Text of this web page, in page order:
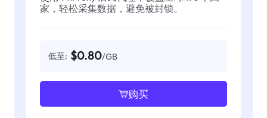
家，轻松采集数据，避免被封锁。
低至: $0.80/GB
购买